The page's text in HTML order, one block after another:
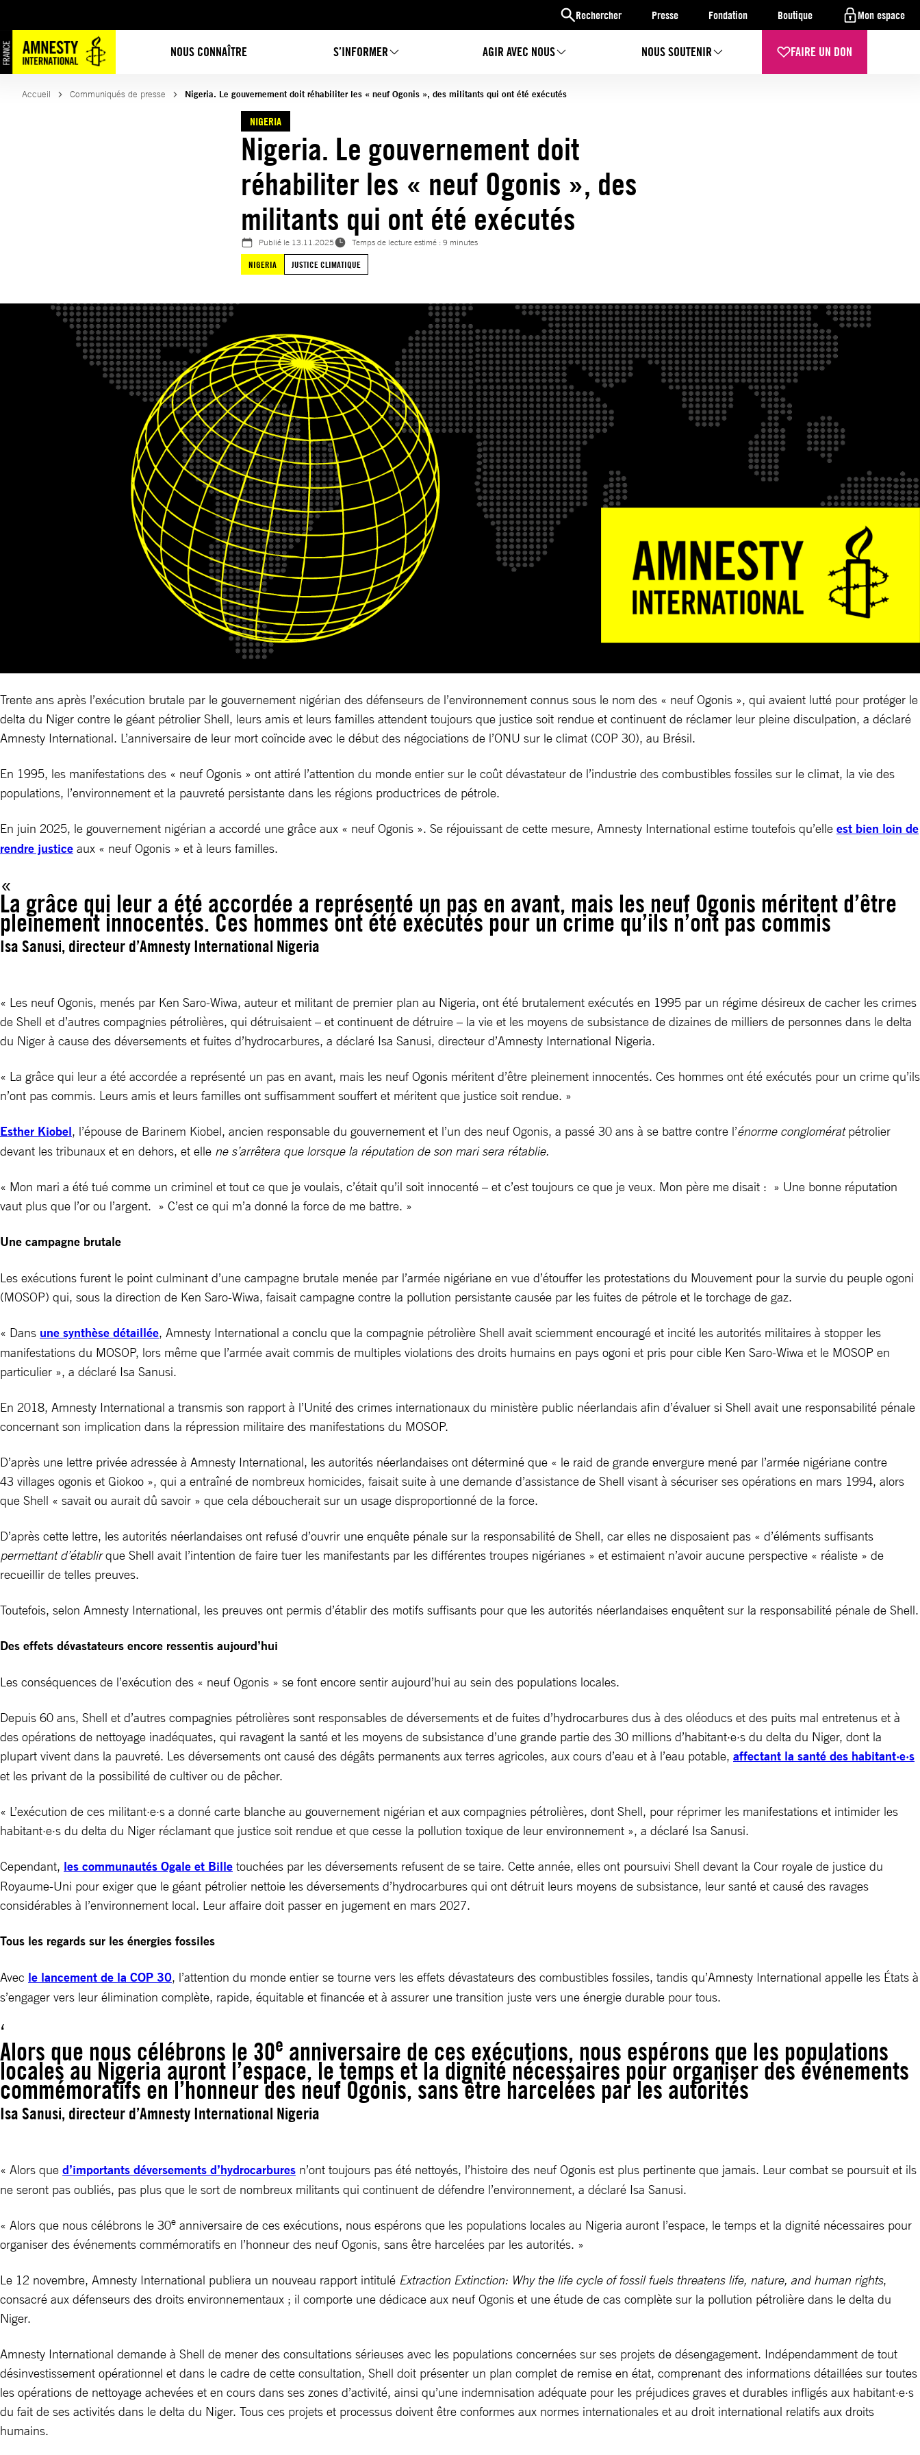
Rechercher Presse Fondation Boutique Mon espace
NOUS CONNAÎTRE S’INFORMER AGIR AVEC NOUS NOUS SOUTENIR FAIRE UN DON
au
contenu
Accueil Communiqués de presse Nigeria. Le gouvernement doit réhabiliter les « neuf Ogonis », des militants qui ont été exécutés
NIGERIA
Nigeria. Le gouvernement doit
réhabiliter les « neuf Ogonis », des
militants qui ont été exécutés
Publié le 13.11.2025
Temps de lecture estimé : 9 minutes
NIGERIA
JUSTICE CLIMATIQUE
Trente ans après l’exécution brutale par le gouvernement nigérian des défenseurs de l’environnement connus sous le nom des « neuf Ogonis », qui avaient lutté pour protéger le
delta du Niger contre le géant pétrolier Shell, leurs amis et leurs familles attendent toujours que justice soit rendue et continuent de réclamer leur pleine disculpation, a déclaré
Amnesty International. L’anniversaire de leur mort coïncide avec le début des négociations de l’ONU sur le climat (COP 30), au Brésil.
En 1995, les manifestations des « neuf Ogonis » ont attiré l’attention du monde entier sur le coût dévastateur de l’industrie des combustibles fossiles sur le climat, la vie des
populations, l’environnement et la pauvreté persistante dans les régions productrices de pétrole.
En juin 2025, le gouvernement nigérian a accordé une grâce aux « neuf Ogonis ». Se réjouissant de cette mesure, Amnesty International estime toutefois qu’elle est bien loin de
rendre justice aux « neuf Ogonis » et à leurs familles.
La grâce qui leur a été accordée a représenté un pas en avant, mais les neuf Ogonis méritent d’être
pleinement innocentés. Ces hommes ont été exécutés pour un crime qu’ils n’ont pas commis
Isa Sanusi, directeur d’Amnesty International Nigeria
« Les neuf Ogonis, menés par Ken Saro-Wiwa, auteur et militant de premier plan au Nigeria, ont été brutalement exécutés en 1995 par un régime désireux de cacher les crimes
de Shell et d’autres compagnies pétrolières, qui détruisaient – et continuent de détruire – la vie et les moyens de subsistance de dizaines de milliers de personnes dans le delta
du Niger à cause des déversements et fuites d’hydrocarbures, a déclaré Isa Sanusi, directeur d’Amnesty International Nigeria.
« La grâce qui leur a été accordée a représenté un pas en avant, mais les neuf Ogonis méritent d’être pleinement innocentés. Ces hommes ont été exécutés pour un crime qu’ils
n’ont pas commis. Leurs amis et leurs familles ont suffisamment souffert et méritent que justice soit rendue. »
Esther Kiobel, l’épouse de Barinem Kiobel, ancien responsable du gouvernement et l’un des neuf Ogonis, a passé 30 ans à se battre contre l’énorme conglomératpétrolier
devant les tribunaux et en dehors, et elle ne s’arrêtera que lorsque la réputation de son mari sera rétablie.
« Mon mari a été tué comme un criminel et tout ce que je voulais, c’était qu’il soit innocenté – et c’est toujours ce que je veux. Mon père me disait : » Une bonne réputation
vaut plus que l’or ou l’argent. » C’est ce qui m’a donné la force de me battre. »
Une campagne brutale
Les exécutions furent le point culminant d’une campagne brutale menée par l’armée nigériane en vue d’étouffer les protestations du Mouvement pour la survie du peuple ogoni
(MOSOP) qui, sous la direction de Ken Saro-Wiwa, faisait campagne contre la pollution persistante causée par les fuites de pétrole et le torchage de gaz.
« Dans une synthèse détaillée, Amnesty International a conclu que la compagnie pétrolière Shell avait sciemment encouragé et incité les autorités militaires à stopper les
manifestations du MOSOP, lors même que l’armée avait commis de multiples violations des droits humains en pays ogoni et pris pour cible Ken Saro-Wiwa et le MOSOP en
particulier », a déclaré Isa Sanusi.
En 2018, Amnesty International a transmis son rapport à l’Unité des crimes internationaux du ministère public néerlandais afin d’évaluer si Shell avait une responsabilité pénale
concernant son implication dans la répression militaire des manifestations du MOSOP.
D’après une lettre privée adressée à Amnesty International, les autorités néerlandaises ont déterminé que « le raid de grande envergure mené par l’armée nigériane contre
43 villages ogonis et Giokoo », qui a entraîné de nombreux homicides, faisait suite à une demande d’assistance de Shell visant à sécuriser ses opérations en mars 1994, alors
que Shell « savait ou aurait dû savoir » que cela déboucherait sur un usage disproportionné de la force.
D’après cette lettre, les autorités néerlandaises ont refusé d’ouvrir une enquête pénale sur la responsabilité de Shell, car elles ne disposaient pas « d’éléments suffisants
permettant d’établirque Shell avait l’intention de faire tuer les manifestants par les différentes troupes nigérianes » et estimaient n’avoir aucune perspective « réaliste » de
recueillir de telles preuves.
Toutefois, selon Amnesty International, les preuves ont permis d’établir des motifs suffisants pour que les autorités néerlandaises enquêtent sur la responsabilité pénale de Shell.
Des effets dévastateurs encore ressentis aujourd’hui
Les conséquences de l’exécution des « neuf Ogonis » se font encore sentir aujourd’hui au sein des populations locales.
Depuis 60 ans, Shell et d’autres compagnies pétrolières sont responsables de déversements et de fuites d’hydrocarbures dus à des oléoducs et des puits mal entretenus et à
des opérations de nettoyage inadéquates, qui ravagent la santé et les moyens de subsistance d’une grande partie des 30 millions d’habitant·e·s du delta du Niger, dont la
plupart vivent dans la pauvreté. Les déversements ont causé des dégâts permanents aux terres agricoles, aux cours d’eau et à l’eau potable, affectant la santé des habitant·e·s
et les privant de la possibilité de cultiver ou de pêcher.
« L’exécution de ces militant·e·s a donné carte blanche au gouvernement nigérian et aux compagnies pétrolières, dont Shell, pour réprimer les manifestations et intimider les
habitant·e·s du delta du Niger réclamant que justice soit rendue et que cesse la pollution toxique de leur environnement », a déclaré Isa Sanusi.
Cependant, les communautés Ogale et Bille touchées par les déversements refusent de se taire. Cette année, elles ont poursuivi Shell devant la Cour royale de justice du
Royaume-Uni pour exiger que le géant pétrolier nettoie les déversements d’hydrocarbures qui ont détruit leurs moyens de subsistance, leur santé et causé des ravages
considérables à l’environnement local. Leur affaire doit passer en jugement en mars 2027.
Tous les regards sur les énergies fossiles
Avec le lancement de la COP 30, l’attention du monde entier se tourne vers les effets dévastateurs des combustibles fossiles, tandis qu’Amnesty International appelle les États à
s’engager vers leur élimination complète, rapide, équitable et financée et à assurer une transition juste vers une énergie durable pour tous.
Alors que nous célébrons le 30e anniversaire de ces exécutions, nous espérons que les populations
locales au Nigeria auront l’espace, le temps et la dignité nécessaires pour organiser des événements
commémoratifs en l’honneur des neuf Ogonis, sans être harcelées par les autorités
Isa Sanusi, directeur d’Amnesty International Nigeria
« Alors que d’importants déversements d’hydrocarbures n’ont toujours pas été nettoyés, l’histoire des neuf Ogonis est plus pertinente que jamais. Leur combat se poursuit et ils
ne seront pas oubliés, pas plus que le sort de nombreux militants qui continuent de défendre l’environnement, a déclaré Isa Sanusi.
« Alors que nous célébrons le 30e anniversaire de ces exécutions, nous espérons que les populations locales au Nigeria auront l’espace, le temps et la dignité nécessaires pour
organiser des événements commémoratifs en l’honneur des neuf Ogonis, sans être harcelées par les autorités. »
Le 12 novembre, Amnesty International publiera un nouveau rapport intitulé Extraction Extinction: Why the life cycle of fossil fuels threatens life, nature, and human rights,
consacré aux défenseurs des droits environnementaux ; il comporte une dédicace aux neuf Ogonis et une étude de cas complète sur la pollution pétrolière dans le delta du
Niger.
Amnesty International demande à Shell de mener des consultations sérieuses avec les populations concernées sur ses projets de désengagement. Indépendamment de tout
désinvestissement opérationnel et dans le cadre de cette consultation, Shell doit présenter un plan complet de remise en état, comprenant des informations détaillées sur toutes
les opérations de nettoyage achevées et en cours dans ses zones d’activité, ainsi qu’une indemnisation adéquate pour les préjudices graves et durables infligés aux habitant·e·s
du fait de ses activités dans le delta du Niger. Tous ces projets et processus doivent être conformes aux normes internationales et au droit international relatifs aux droits
humains.